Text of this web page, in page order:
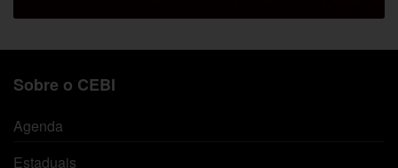
Sobre o CEBI
Agenda
Estaduais